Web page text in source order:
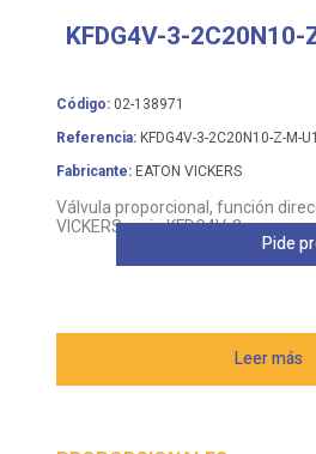
KFDG4V-3-
Código: 02-138971
Referencia: KFDG4V-3-2C20N10-Z-M-
Fabricante: EATON VICKERS
Válvula proporcional, función
VICKERS serie KFDG4V-3
Leer más
Pide